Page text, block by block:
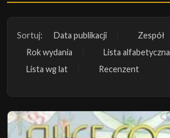
Sortuj: Data publikacji
Zespół
Rok wydania
Lista alfabetyczna
Lista wg lat
Recenzent